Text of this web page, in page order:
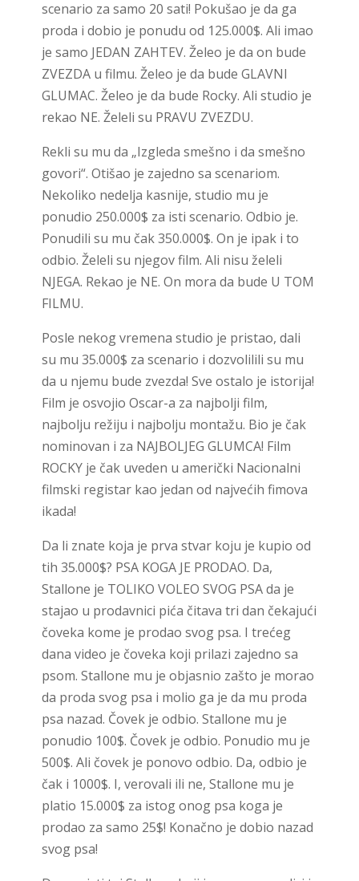
scenario za samo 20 sati! Pokušao je da ga
proda i dobio je ponudu od 125.000$. Ali imao
je samo JEDAN ZAHTEV. Želeo je da on bude
ZVEZDA u filmu. Želeo je da bude GLAVNI
GLUMAC. Želeo je da bude Rocky. Ali studio je
rekao NE. Želeli su PRAVU ZVEZDU.
Rekli su mu da „Izgleda smešno i da smešno
govori“. Otišao je zajedno sa scenariom.
Nekoliko nedelja kasnije, studio mu je
ponudio 250.000$ za isti scenario. Odbio je.
Ponudili su mu čak 350.000$. On je ipak i to
odbio. Želeli su njegov film. Ali nisu želeli
NJEGA. Rekao je NE. On mora da bude U TOM
FILMU.
Posle nekog vremena studio je pristao, dali
su mu 35.000$ za scenario i dozvolilili su mu
da u njemu bude zvezda! Sve ostalo je istorija!
Film je osvojio Oscar-a za najbolji film,
najbolju režiju i najbolju montažu. Bio je čak
nominovan i za NAJBOLJEG GLUMCA! Film
ROCKY je čak uveden u američki Nacionalni
filmski registar kao jedan od najvećih fimova
ikada!
Da li znate koja je prva stvar koju je kupio od
tih 35.000$? PSA KOGA JE PRODAO. Da,
Stallone je TOLIKO VOLEO SVOG PSA da je
stajao u prodavnici pića čitava tri dan čekajući
čoveka kome je prodao svog psa. I trećeg
dana video je čoveka koji prilazi zajedno sa
psom. Stallone mu je objasnio zašto je morao
da proda svog psa i molio ga je da mu proda
psa nazad. Čovek je odbio. Stallone mu je
ponudio 100$. Čovek je odbio. Ponudio mu je
500$. Ali čovek je ponovo odbio. Da, odbio je
čak i 1000$. I, verovali ili ne, Stallone mu je
platio 15.000$ za istog onog psa koga je
prodao za samo 25$! Konačno je dobio nazad
svog psa!